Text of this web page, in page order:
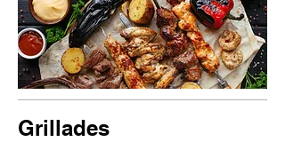
Grillades